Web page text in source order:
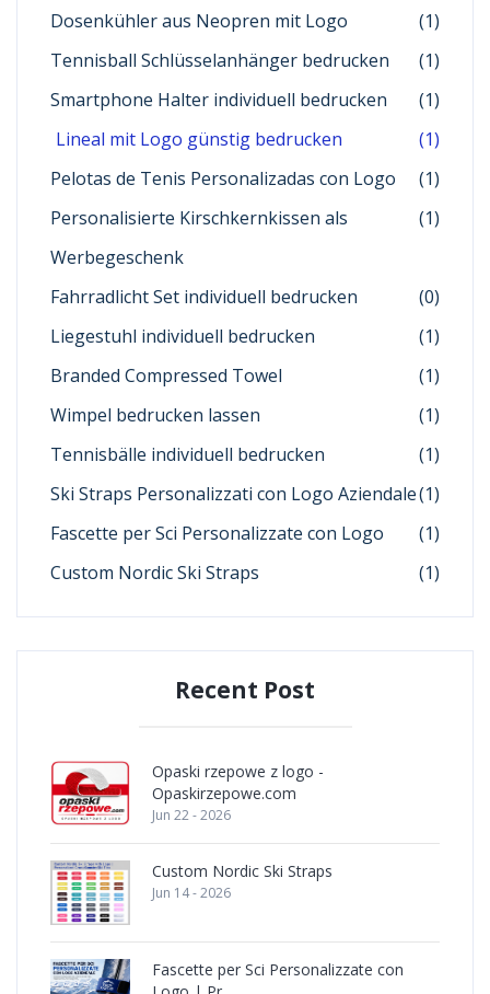
Dosenkühler aus Neopren mit Logo
(1)
Tennisball Schlüsselanhänger bedrucken
(1)
Smartphone Halter individuell bedrucken
(1)
Lineal mit Logo günstig bedrucken
(1)
Pelotas de Tenis Personalizadas con Logo
(1)
Personalisierte Kirschkernkissen als
Werbegeschenk
(1)
Fahrradlicht Set individuell bedrucken
(0)
Liegestuhl individuell bedrucken
(1)
Branded Compressed Towel
(1)
Wimpel bedrucken lassen
(1)
Tennisbälle individuell bedrucken
(1)
Ski Straps Personalizzati con Logo Aziendale(1)
Fascette per Sci Personalizzate con Logo
(1)
Custom Nordic Ski Straps
(1)
Recent Post
Opaski rzepowe z logo -
Opaskirzepowe.com
Jun 22 - 2026
Custom Nordic Ski Straps
Jun 14 - 2026
Fascette per Sci Personalizzate con